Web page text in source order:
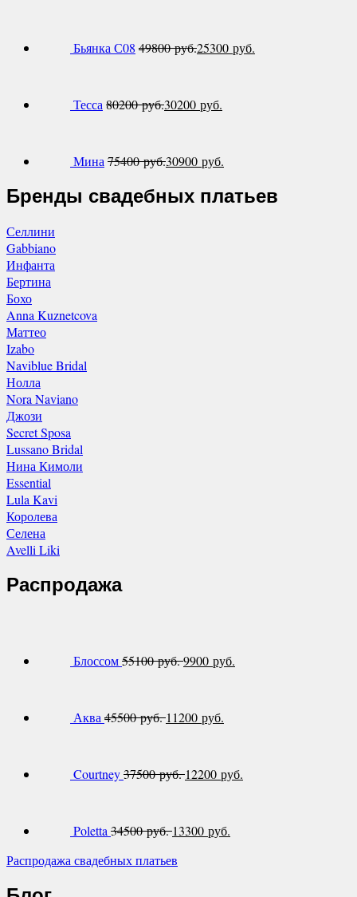
Бьянка С08 49800руб.25300 руб.
Тесса 80200руб.30200 руб.
Мина 75400руб.30900 руб.
Бренды свадебных платьев
Селлини
Gabbiano
Инфанта
Бертина
Бохо
Anna Kuznetcova
Маттео
Izabo
Naviblue Bridal
Нолла
Nora Naviano
Джози
Secret Sposa
Lussano Bridal
Нина Кимоли
Essential
Lula Kavi
Королева
Селена
Avelli Liki
Распродажа
Блоссом55100 руб.9900 руб.
Аква45500 руб. 11200 руб.
Courtney37500 руб. 12200 руб.
Poletta34500 руб. 13300 руб.
Распродажа свадебных платьев